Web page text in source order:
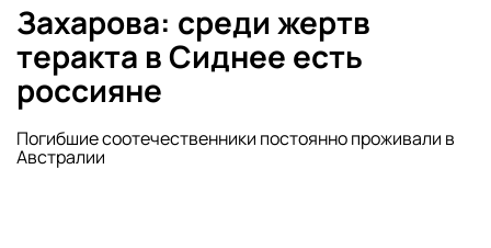
Захарова: среди жертв
теракта в Сиднее есть
россияне
Погибшие соотечественники постоянно проживали в
Австралии